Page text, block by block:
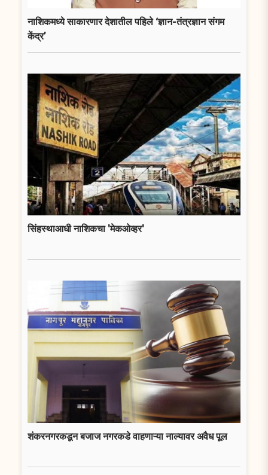
नाशिकमध्ये साकारणार देशातील पहिले ‘ज्ञान-तंत्रज्ञान संगम
केंद्र’
सिंहस्थाआधी नाशिकचा 'मेकओव्हर'
शंकरनगरकडून बजाज नगरकडे वाहणाऱ्या नाल्यावर अवैध पूल